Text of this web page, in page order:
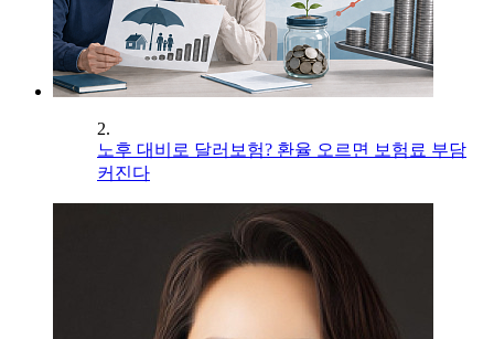
2.
노후 대비로 달러보험? 환율 오르면 보험료 부담
커진다